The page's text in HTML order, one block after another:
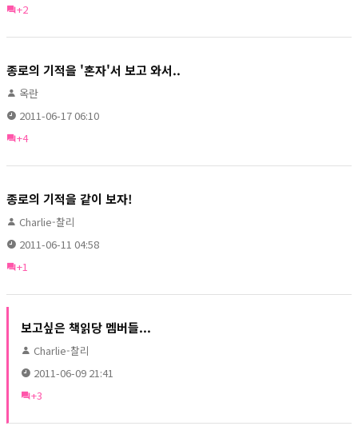
+2
종로의 기적을 '혼자'서 보고 와서..
옥란
2011-06-17 06:10
+4
종로의 기적을 같이 보자!
Charlie-찰리
2011-06-11 04:58
+1
보고싶은 책읽당 멤버들...
Charlie-찰리
2011-06-09 21:41
+3